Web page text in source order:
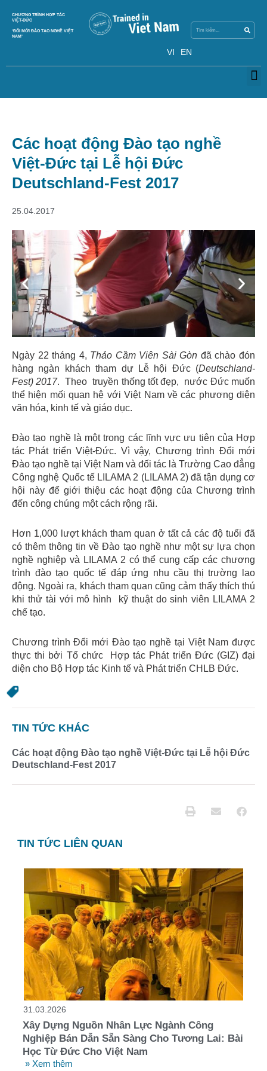
CHƯƠNG TRÌNH HỢP TÁC
VIỆT-ĐỨC
‘ĐỔI MỚI ĐÀO TẠO NGHỀ VIỆT
NAM’
VI EN
Các hoạt động Đào tạo nghề
Việt-Đức tại Lễ hội Đức
Deutschland-Fest 2017
25.04.2017
Previous Next
Ngày 22 tháng 4, Thảo Cầm Viên Sài Gòn đã chào đón
hàng ngàn khách tham dự Lễ hội Đức (Deutschland-
Fest) 2017. Theo truyền thống tốt đẹp, nước Đức muốn
thể hiện mối quan hệ với Việt Nam về các phương diện
văn hóa, kinh tế và giáo dục.
Đào tạo nghề là một trong các lĩnh vực ưu tiên của Hợp
tác Phát triển Việt-Đức. Vì vậy, Chương trình Đổi mới
Đào tạo nghề tại Việt Nam và đối tác là Trường Cao đẳng
Công nghệ Quốc tế LILAMA 2 (LILAMA 2) đã tận dụng cơ
hội này để giới thiệu các hoạt động của Chương trình
đến công chúng một cách rộng rãi.
Hơn 1,000 lượt khách tham quan ở tất cả các độ tuổi đã
có thêm thông tin về Đào tạo nghề như một sự lựa chọn
nghề nghiệp và LILAMA 2 có thể cung cấp các chương
trình đào tạo quốc tế đáp ứng nhu cầu thị trường lao
động. Ngoài ra, khách tham quan cũng cảm thấy thích thú
khi thử tài với mô hình kỹ thuật do sinh viên LILAMA 2
chế tạo.
Chương trình Đổi mới Đào tạo nghề tại Việt Nam được
thực thi bởi Tổ chức Hợp tác Phát triển Đức (GIZ) đại
diện cho Bộ Hợp tác Kinh tế và Phát triển CHLB Đức.
TIN TỨC KHÁC
Các hoạt động Đào tạo nghề Việt-Đức tại Lễ hội Đức
Deutschland-Fest 2017
TIN TỨC LIÊN QUAN
31.03.2026
Xây Dựng Nguồn Nhân Lực Ngành Công
Nghiệp Bán Dẫn Sẵn Sàng Cho Tương Lai: Bài
Học Từ Đức Cho Việt Nam
» Xem thêm